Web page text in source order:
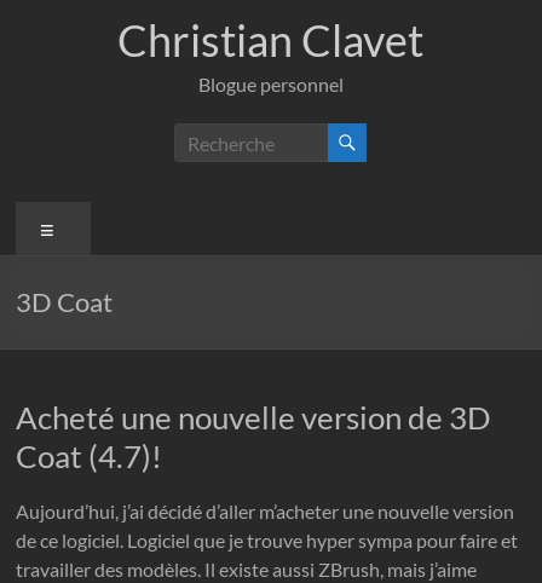
Christian Clavet
Blogue personnel
3D Coat
Acheté une nouvelle version de 3D
Coat (4.7)!
Aujourd’hui, j’ai décidé d’aller m’acheter une nouvelle version
de ce logiciel. Logiciel que je trouve hyper sympa pour faire et
travailler des modèles. Il existe aussi ZBrush, mais j’aime